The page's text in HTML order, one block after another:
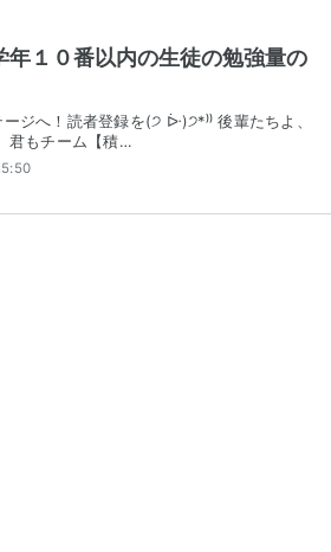
年１０番以内の生徒の勉強量の
ジへ！読者登録を(੭ ᐕ)੭*⁾⁾ 後輩たちよ、
君もチーム【積…